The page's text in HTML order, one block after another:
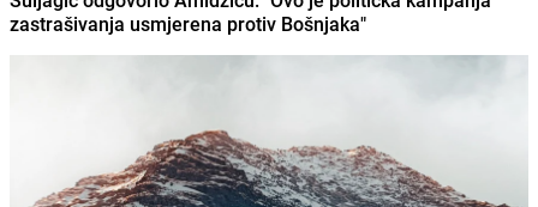
zastrašivanja usmjerena protiv Bošnjaka"